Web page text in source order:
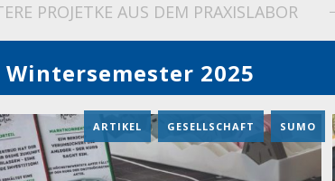
PROJETKE AUS DEM PRAXISLABOR
Wintersemester 2025
ARTIKEL , GESELLSCHAFT , SUMO